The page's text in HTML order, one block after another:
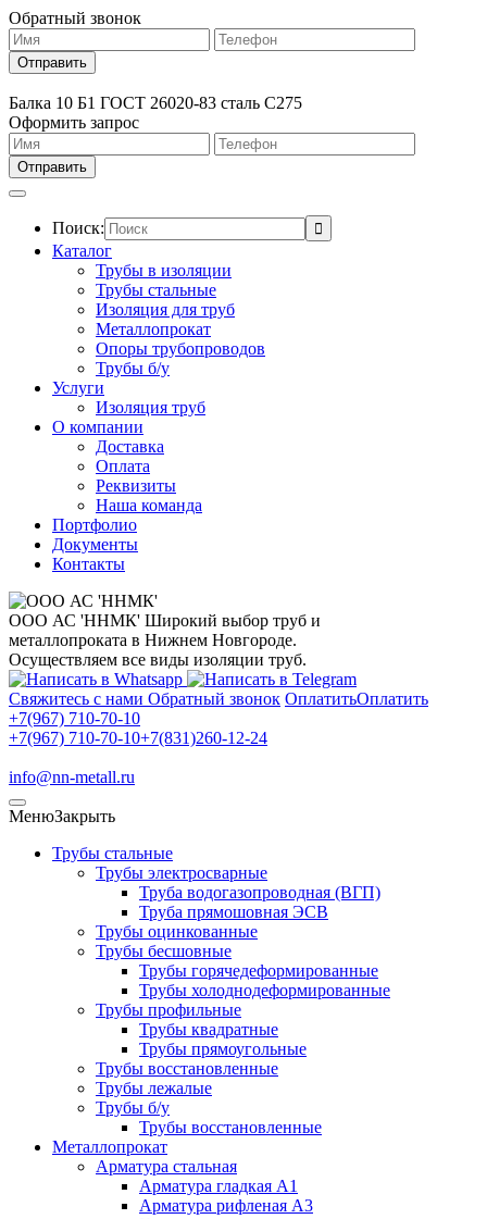
Обратный звонок
Балка 10 Б1 ГОСТ 26020-83 сталь С275
Оформить запрос
Поиск:
Каталог
Трубы в изоляции
Трубы стальные
Изоляция для труб
Металлопрокат
Опоры трубопроводов
Трубы б/у
Услуги
Изоляция труб
О компании
Доставка
Оплата
Реквизиты
Наша команда
Портфолио
Документы
Контакты
ООО АС 'ННМК' Широкий выбор труб и
металлопроката в Нижнем Новгороде.
Осуществляем все виды изоляции труб.
Свяжитесь с нами Обратный звонок ОплатитьОплатить
+7(967) 710-70-10
+7(967) 710-70-10+7(831)260-12-24
info@nn-metall.ru
МенюЗакрыть
Трубы стальные
Трубы электросварные
Труба водогазопроводная (ВГП)
Труба прямошовная ЭСВ
Трубы оцинкованные
Трубы бесшовные
Трубы горячедеформированные
Трубы холоднодеформированные
Трубы профильные
Трубы квадратные
Трубы прямоугольные
Трубы восстановленные
Трубы лежалые
Трубы б/у
Трубы восстановленные
Металлопрокат
Арматура стальная
Арматура гладкая А1
Арматура рифленая А3